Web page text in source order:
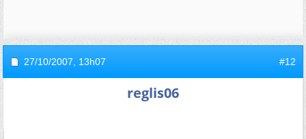
27/10/2007, 13h07 #12
reglis06